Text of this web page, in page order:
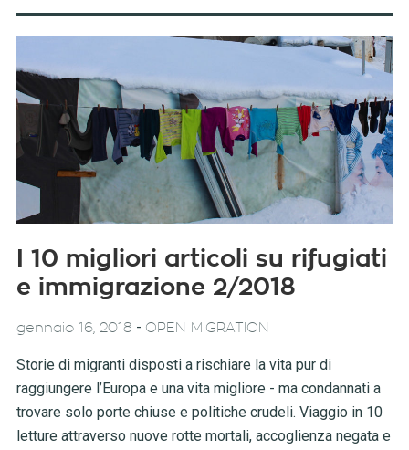
I 10 migliori articoli su rifugiati
e immigrazione 2/2018
gennaio 16, 2018 - OPEN MIGRATION
Storie di migranti disposti a rischiare la vita pur di
raggiungere l’Europa e una vita migliore - ma condannati a
trovare solo porte chiuse e politiche crudeli. Viaggio in 10
letture attraverso nuove rotte mortali, accoglienza negata e